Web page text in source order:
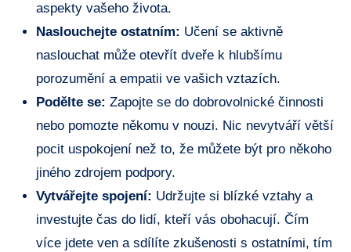
aspekty vašeho života.
Naslouchejte ostatním: Učení se aktivně
naslouchat může otevřít dveře k hlubšímu
porozumění a empatii ve vašich vztazích.
Podělte se: Zapojte se do dobrovolnické činnosti
nebo pomozte někomu v nouzi. Nic nevytváří větší
pocit uspokojení než to, že můžete být pro někoho
jiného zdrojem podpory.
Vytvářejte spojení: Udržujte si blízké vztahy a
investujte čas do lidí, kteří vás obohacují. Čím
více jdete ven a sdílíte zkušenosti s ostatními, tím